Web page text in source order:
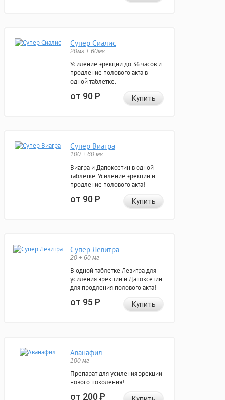
Супер Сиалис
20мг + 60мг
Усиление эрекции до 36 часов и
продление полового акта в
одной таблетке.
от 90Р Купить
Супер Виагра
100 + 60 мг
Виагра и Дапоксетин в одной
таблетке. Усиление эрекции и
продление полового акта!
от 90Р Купить
Супер Левитра
20 + 60 мг
В одной таблетке Левитра для
усиления эрекции и Дапоксетин
для продления полового акта!
от 95Р Купить
Аванафил
100 мг
Препарат для усиления эрекции
нового поколения!
от 200Р